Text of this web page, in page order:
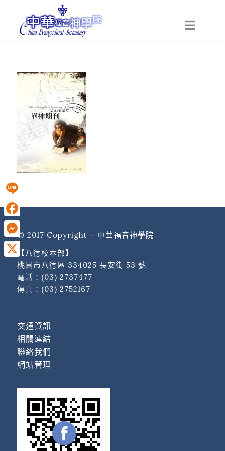
© 2017 Copyright – 中華福音神學院
【八德校本部】
桃園市八德區 334025 長安街 53 號
電話： (03) 2737477
傳真：(03) 2752167
交通資訊
相關連結
聯絡我們
網站管理
Line
Facebook
Messenger